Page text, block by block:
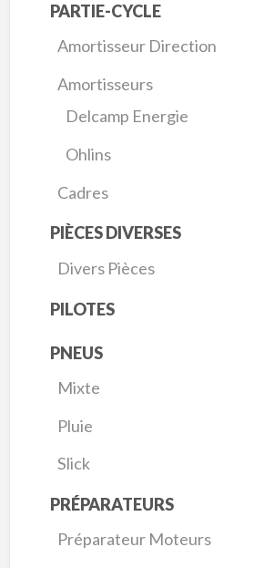
PARTIE-CYCLE
Amortisseur Direction
Amortisseurs
Delcamp Energie
Ohlins
Cadres
PIÈCES DIVERSES
Divers Pièces
PILOTES
PNEUS
Mixte
Pluie
Slick
PRÉPARATEURS
Préparateur Moteurs